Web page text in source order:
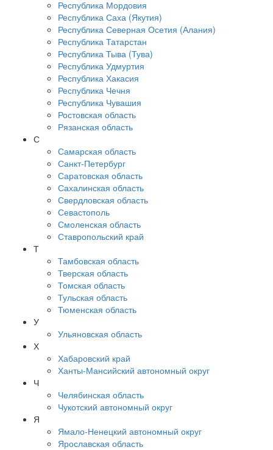
Республика Мордовия
Республика Саха (Якутия)
Республика Северная Осетия (Алания)
Республика Татарстан
Республика Тыва (Тува)
Республика Удмуртия
Республика Хакасия
Республика Чечня
Республика Чувашия
Ростовская область
Рязанская область
С
Самарская область
Санкт-Петербург
Саратовская область
Сахалинская область
Свердловская область
Севастополь
Смоленская область
Ставропольский край
Т
Тамбовская область
Тверская область
Томская область
Тульская область
Тюменская область
У
Ульяновская область
Х
Хабаровский край
Ханты-Мансийский автономный округ
Ч
Челябинская область
Чукотский автономный округ
Я
Ямало-Ненецкий автономный округ
Ярославская область